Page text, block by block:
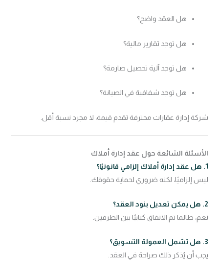
هل العقد واضح؟
هل توجد تقارير مالية؟
هل توجد آلية تحصيل صارمة؟
هل توجد شفافية في الصيانة؟
شركة إدارة عقارات محترفة تقدم قيمة، لا مجرد نسبة أقل.
الأسئلة الشائعة حول عقد إدارة أملاك
1. هل عقد إدارة أملاك إلزامي قانونيًا؟
ليس إلزاميًا، لكنه ضروري لحماية حقوقك.
2. هل يمكن تعديل بنود العقد؟
نعم، طالما تم الاتفاق كتابيًا بين الطرفين.
3. هل تشمل العمولة التسويق؟
يجب أن يُذكر ذلك صراحة في العقد.